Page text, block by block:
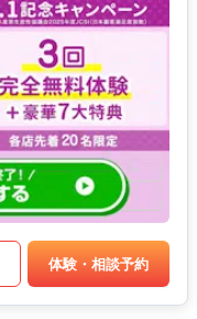
体験・相談予約